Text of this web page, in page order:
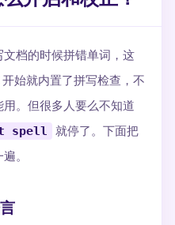
档的时候拼错单词，这
始就内置了拼写检查，不
。但很多人要么不知道
spell
就停了。下面把
。